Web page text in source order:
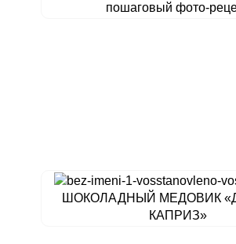
пошаговый фото-
ШОКОЛАДНЫЙ МЕДОВИК
КАПРИЗ»